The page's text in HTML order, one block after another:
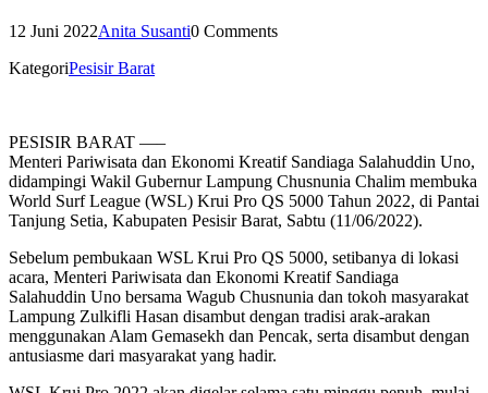
12 Juni 2022Anita Susanti0 Comments
KategoriPesisir Barat
PESISIR BARAT —–
Menteri Pariwisata dan Ekonomi Kreatif Sandiaga Salahuddin Uno,
didampingi Wakil Gubernur Lampung Chusnunia Chalim membuka
World Surf League (WSL) Krui Pro QS 5000 Tahun 2022, di Pantai
Tanjung Setia, Kabupaten Pesisir Barat, Sabtu (11/06/2022).
Sebelum pembukaan WSL Krui Pro QS 5000, setibanya di lokasi
acara, Menteri Pariwisata dan Ekonomi Kreatif Sandiaga
Salahuddin Uno bersama Wagub Chusnunia dan tokoh masyarakat
Lampung Zulkifli Hasan disambut dengan tradisi arak-arakan
menggunakan Alam Gemasekh dan Pencak, serta disambut dengan
antusiasme dari masyarakat yang hadir.